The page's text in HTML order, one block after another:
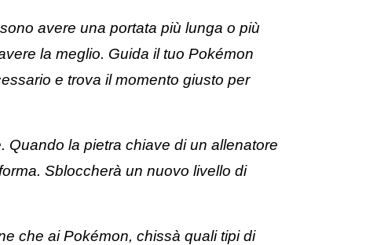
avere una portata più lunga o più
la meglio. Guida il tuo Pokémon
e trova il momento giusto per
Quando la pietra chiave di un allenatore
Sbloccherà un nuovo livello di
che ai Pokémon, chissà quali tipi di